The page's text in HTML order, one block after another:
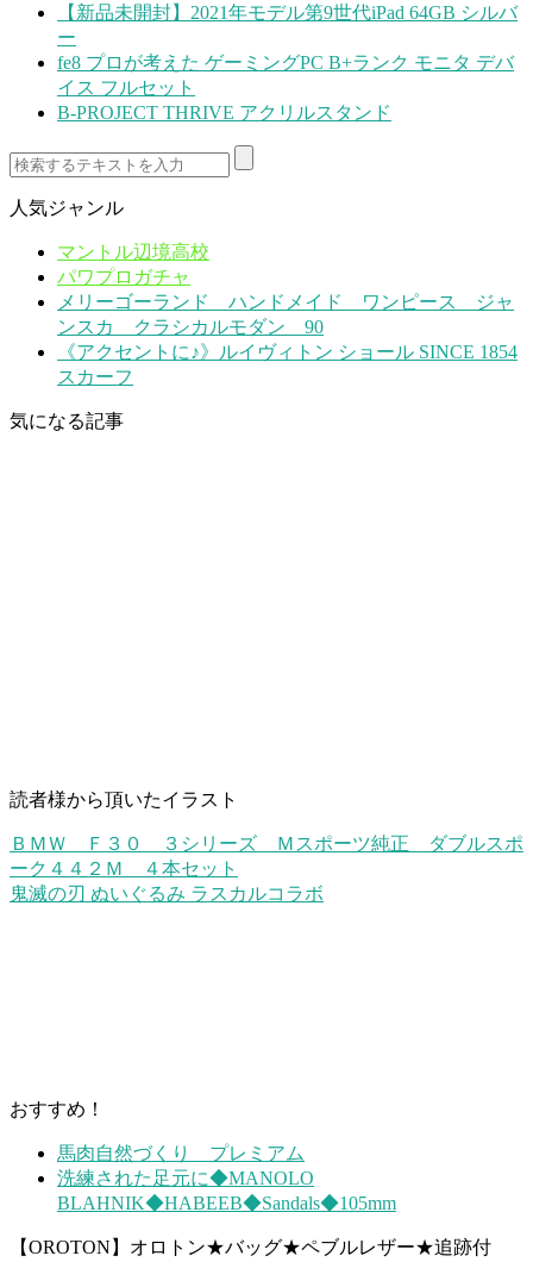
【新品未開封】2021年モデル第9世代iPad 64GB シルバ
ー
fe8 プロが考えた ゲーミングPC B+ランク モニタ デバ
イス フルセット
B-PROJECT THRIVE アクリルスタンド
人気ジャンル
マントル辺境高校
パワプロガチャ
メリーゴーランド ハンドメイド ワンピース ジャ
ンスカ クラシカルモダン 90
《アクセントに♪》ルイヴィトン ショール SINCE 1854
スカーフ
気になる記事
読者様から頂いたイラスト
ＢＭＷ Ｆ３０ ３シリーズ Ｍスポーツ純正 ダブルスポ
ーク４４２Ｍ ４本セット
鬼滅の刃 ぬいぐるみ ラスカルコラボ
おすすめ！
馬肉自然づくり プレミアム
洗練された足元に◆MANOLO
BLAHNIK◆HABEEB◆Sandals◆105mm
【OROTON】オロトン★バッグ★ペブルレザー★追跡付